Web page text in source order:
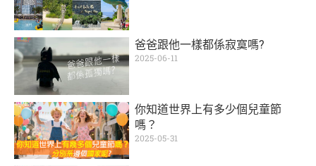
爸爸跟他一樣都係寂寞嗎?
2025-06-11
你知道世界上有多少個兒童節
嗎？
2025-05-31